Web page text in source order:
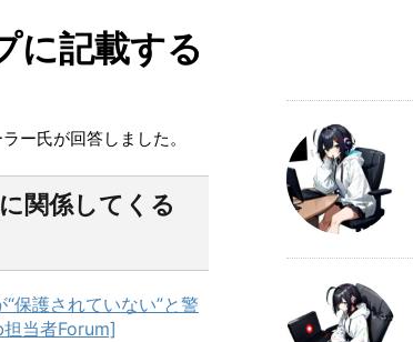
に記載する
ー氏が回答しました。
関係してくる
保護されていない”と警
当者Forum]